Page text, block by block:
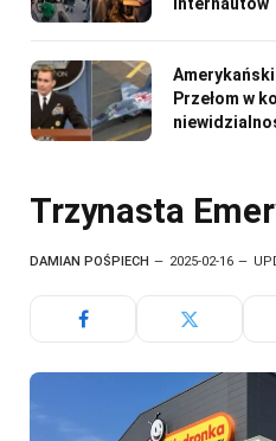
Przełom w
Trzynasta
DAMIAN POŚPIECH 2025-02-16